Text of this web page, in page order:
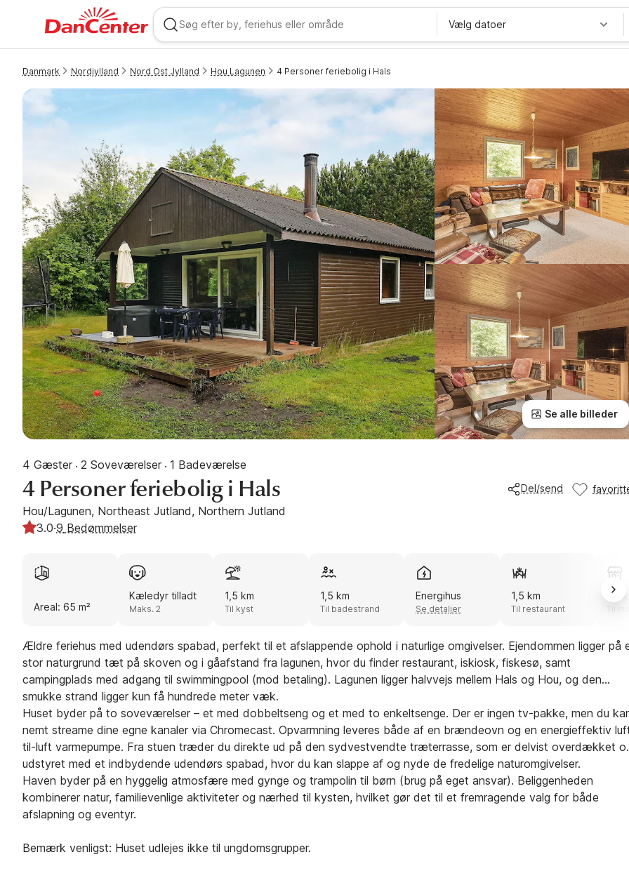
WIZARD MEMBER
Vælg datoer
Danmark Nordjylland Nord Ost Jylland Hou Lagunen 4 Personer feriebolig i Hals
Se alle billeder
4 Gæster · 2 Soveværelser · 1 Badeværelse
4 Personer feriebolig i Hals
Hou/Lagunen, Northeast Jutland, Northern Jutland
Del/send
3.0·9 Bedømmelser
Areal: 65 m²
Kæledyr tilladt
Maks. 2
1,5 km
Til kyst
1,5 km
Til badestrand
Energihus
Se detaljer
1,5 km
Til restaurant
1,6
Til
Ældre feriehus med udendørs spabad, perfekt til et afslappende ophold i naturlige omgivelser. Ejendommen ligger på
stor naturgrund tæt på skoven og i gåafstand fra lagunen, hvor du finder restaurant, iskiosk, fiskesø, samt
campingplads med adgang til swimmingpool (mod betaling). Lagunen ligger halvvejs mellem Hals og Hou, og den
smukke strand ligger kun få hundrede meter væk.
Huset byder på to soveværelser – et med dobbeltseng og et med to enkeltsenge. Der er ingen tv-pakke, men du
nemt streame dine egne kanaler via Chromecast. Opvarmning leveres både af en brændeovn og en energieffektiv
til-luft varmepumpe. Fra stuen træder du direkte ud på den sydvestvendte træterrasse, som er delvist overdækket
udstyret med et indbydende udendørs spabad, hvor du kan slappe af og nyde de fredelige naturomgivelser.
Haven byder på en hyggelig atmosfære med gynge og trampolin til børn (brug på eget ansvar). Beliggenheden
kombinerer natur, familievenlige aktiviteter og nærhed til kysten, hvilket gør det til et fremragende valg for både
afslapning og eventyr.
Bemærk venligst: Huset udlejes ikke til ungdomsgrupper.